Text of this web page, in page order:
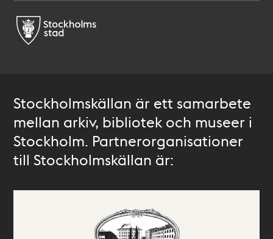
Stockholmskällan är ett samarbete
mellan arkiv, bibliotek och museer i
Stockholm. Partnerorganisationer
till Stockholmskällan är: